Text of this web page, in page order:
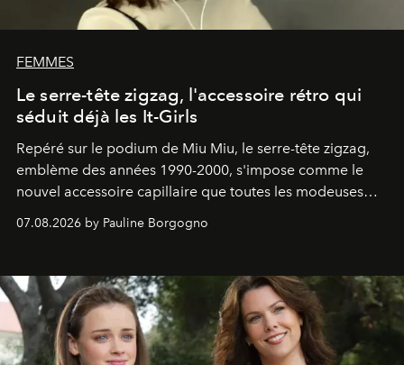
FEMMES
Le serre-tête zigzag, l'accessoire rétro qui
séduit déjà les It-Girls
Repéré sur le podium de Miu Miu, le serre-tête zigzag,
emblème des années 1990-2000, s'impose comme le
nouvel accessoire capillaire que toutes les modeuses
s'arrachent déjà.
07.08.2026 by Pauline Borgogno